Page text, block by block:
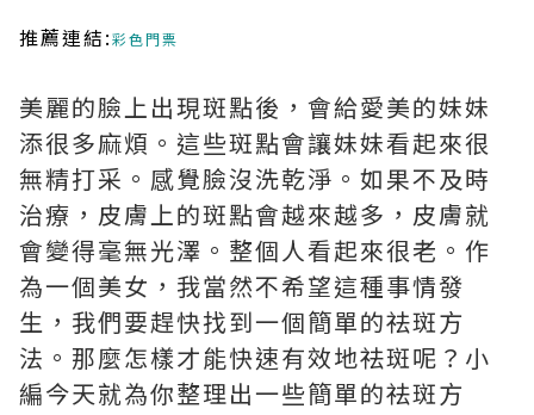
推薦連結:彩色門票
美麗的臉上出現斑點後，會給愛美的妹妹
添很多麻煩。這些斑點會讓妹妹看起來很
無精打采。感覺臉沒洗乾淨。如果不及時
治療，皮膚上的斑點會越來越多，皮膚就
會變得毫無光澤。整個人看起來很老。作
為一個美女，我當然不希望這種事情發
生，我們要趕快找到一個簡單的祛斑方
法。那麼怎樣才能快速有效地祛斑呢？小
編今天就為你整理出一些簡單的祛斑方